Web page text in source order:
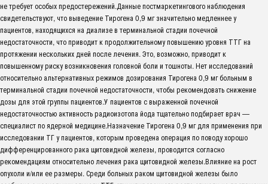
не требует особых предостережений.Данные постмаркетингового наблюдения
свидетельствуют, что выведение Тирогена 0,9 мг значительно медленнее у
пациентов, находящихся на диализе в терминальной стадии почечной
недостаточности, что приводит к продолжительному повышению уровня ТТГ на
протяжении нескольких дней после лечения. Это, возможно, приводит к
повышенному риску возникновения головной боли и тошноты. Нет исследований
относительно альтернативных режимов дозирования Тирогена 0,9 мг больным в
терминальной стадии почечной недостаточности, чтобы рекомендовать снижение
дозы для этой группы пациентов.У пациентов с выраженной почечной
недостаточностью активность радиоизотопа йода тщательно подбирает врач —
специалист по ядерной медицине.Назначение Тирогена 0,9 мг для применения при
исследовании ТГ у пациентов, которым проведена операция по поводу хорошо
дифференцированного рака щитовидной железы, проводится согласно
рекомендациям относительно лечения рака щитовидной железы.Влияние на рост
опухоли и/или ее размеры. Среди больных раком щитовидной железы было